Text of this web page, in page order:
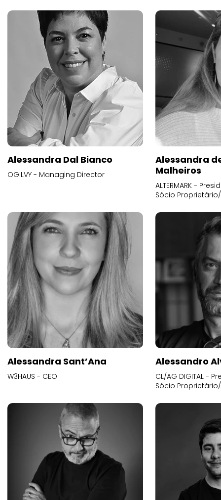
Alessandra Dal Bianco
OGILVY - Managing Director
Alessandra
Malheiros
ALTERMARK -
Sócio
Alessandra Sant’Ana
W3HAUS - CEO
Alessandro
CL/AG DIGITAL -
Sócio